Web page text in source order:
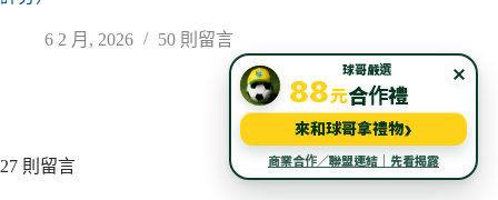
6 2 月, 2026 50 則留言
27 則留言
×
球哥嚴選
88元合作禮
來和球哥拿禮物›
商業合作／聯盟連結｜先看揭露